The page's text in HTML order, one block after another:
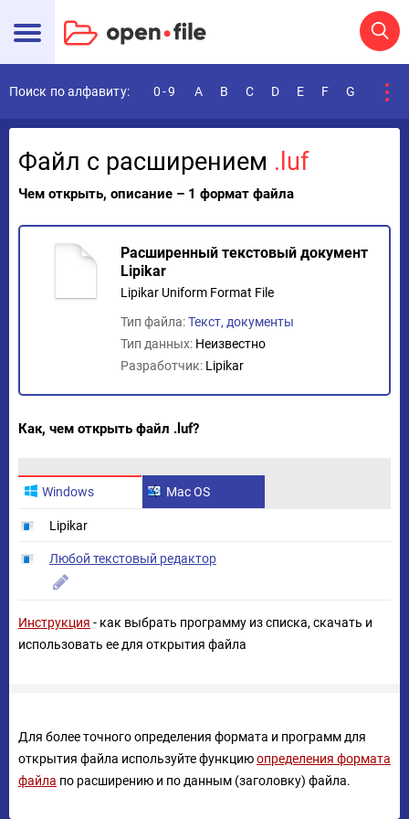
Поиск по алфавиту: 0-9 A B C D E F G
Файл с расширением .luf
Чем открыть, описание – 1 формат файла
Расширенный текстовый документ
Lipikar
Lipikar Uniform Format File
Тип файла:Текст, документы
Тип данных: Неизвестно
Разработчик: Lipikar
Как, чем открыть файл .luf?
Windows Mac OS
Lipikar
Любой текстовый редактор
Инструкция - как выбрать программу из списка, скачать и
использовать ее для открытия файла
Для более точного определения формата и программ для
открытия файла используйте функциюопределения формата
файла по расширению и по данным (заголовку) файла.